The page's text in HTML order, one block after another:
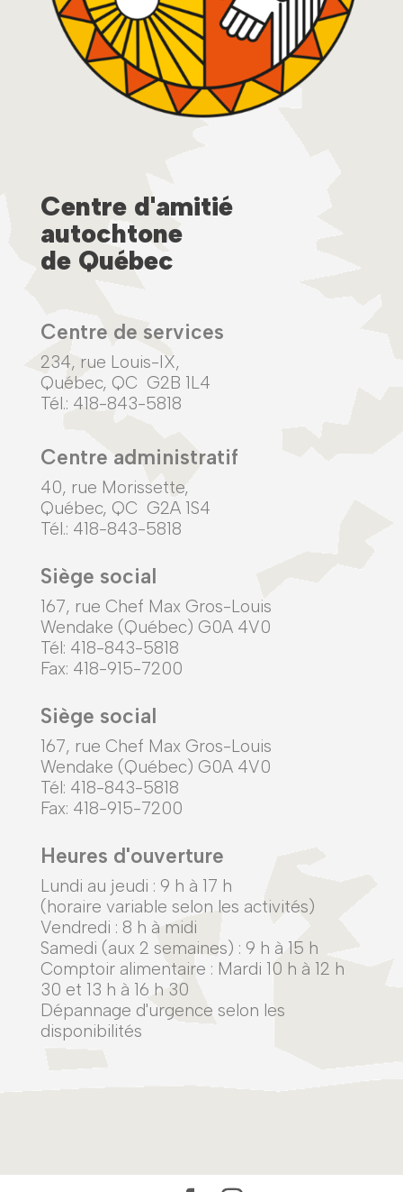
Centre d'amitié
autochtone
de Québec
Centre de services
234, rue Louis-IX,
Québec, QC G2B 1L4
Tél.: 418-843-5818
Centre administratif
40, rue Morissette,
Québec, QC G2A 1S4
Tél.: 418-843-5818
Siège social
167, rue Chef Max Gros-Louis
Wendake (Québec) G0A 4V0
Tél: 418-843-5818
Fax: 418-915-7200
Siège social
167, rue Chef Max Gros-Louis
Wendake (Québec) G0A 4V0
Tél: 418-843-5818
Fax: 418-915-7200
Heures d'ouverture
Lundi au jeudi : 9 h à 17 h
(horaire variable selon les activités)
Vendredi : 8 h à midi
Samedi (aux 2 semaines) : 9 h à 15 h
Comptoir alimentaire : Mardi 10 h à 12 h
30 et 13 h à 16 h 30
Dépannage d'urgence selon les
disponibilités